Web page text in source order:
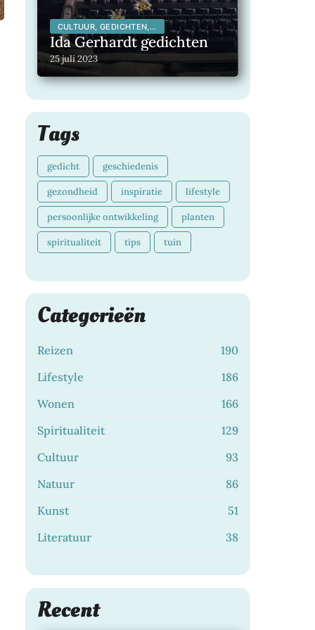
CULTUUR, GEDICHTEN,
INSPIRERENDE
KUNSTENAARS,
INSPIRERENDE MENSEN,
LITERATUUR,
MAATSCHAPPELIJK,
Ida Gerhardt gedichten
25 juli 2023
Tags
gedicht geschiedenis
gezondheid inspiratie lifestyle
persoonlijke ontwikkeling planten
spiritualiteit tips tuin
Categorieën
Reizen
190
Lifestyle
186
Wonen
166
Spiritualiteit
129
Cultuur
93
Natuur
86
Kunst
51
Literatuur
38
Recent
Zo bescherm je je
haarkleur langer met de
juiste shampoo
Dagje Rotterdam: zo